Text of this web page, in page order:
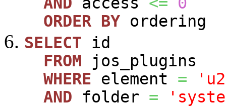
ORDER BY ordering
SELECT id
FROM jos_plugins
WHERE element =
AND folder =